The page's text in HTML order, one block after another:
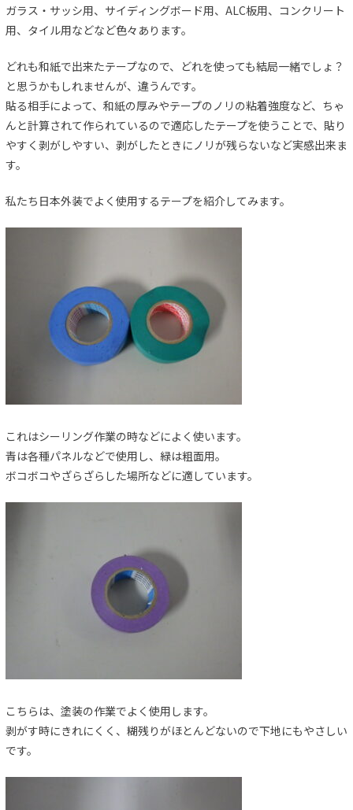
ガラス・サッシ用、サイディングボード用、ALC板用、コンクリート
用、タイル用などなど色々あります。
どれも和紙で出来たテープなので、どれを使っても結局一緒でしょ？
と思うかもしれませんが、違うんです。
貼る相手によって、和紙の厚みやテープのノリの粘着強度など、ちゃ
んと計算されて作られているので適応したテープを使うことで、貼り
やすく剥がしやすい、剥がしたときにノリが残らないなど実感出来ま
す。
私たち日本外装でよく使用するテープを紹介してみます。
これはシーリング作業の時などによく使います。
青は各種パネルなどで使用し、緑は粗面用。
ボコボコやざらざらした場所などに適しています。
こちらは、塗装の作業でよく使用します。
剥がす時にきれにくく、糊残りがほとんどないので下地にもやさしい
です。